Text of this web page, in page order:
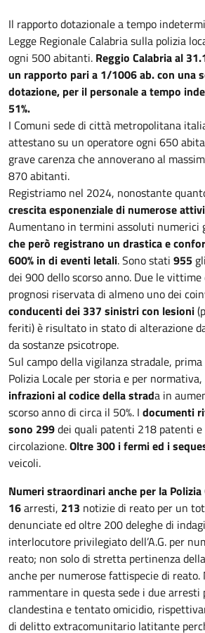
Il rapporto dotazionale a tempo
Legge Regionale Calabria sulla polizia
ogni 500 abitanti. Reggio Calabria al
un rapporto pari a 1/1006 ab. con una
dotazione, per il personale a tempo
51%.
I Comuni sede di città metropolitana
attestano su un operatore ogni 650
grave carenza che annoverano al
870 abitanti.
Registriamo nel 2024, nonostante
crescita esponenziale di numerose
Aumentano in termini assoluti numerici
che però registrano un drastica e
600% in di eventi letali. Sono stati 955
dei 900 dello scorso anno. Due le
prognosi riservata di almeno uno dei
conducenti dei 337 sinistri con lesioni
feriti) è risultato in stato di alterazione
da sostanze psicotrope.
Sul campo della vigilanza stradale,
Polizia Locale per storia e per
infrazioni al codice della strada in
scorso anno di circa il 50%. I documenti
sono 299dei quali patenti 218 patenti
circolazione.Oltre 300 i fermi ed i
veicoli.
Numeri straordinari anche per la Polizia
16arresti, 213 notizie di reato per un
denunciate ed oltre 200 deleghe di
interlocutore privilegiato dell’A.G. per
reato; non solo di stretta pertinenza
anche per numerose fattispecie di reato.
rammentare in questa sede i due arresti
clandestina e tentato omicidio,
di delitto extracomunitario latitante